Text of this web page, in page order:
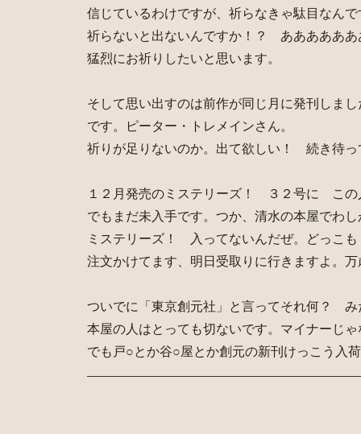
信じているわけですが、祈らなきゃ駄目なんで
祈らないと出ないんですか！？ ああああああ
猛烈にお祈りしたいと思います。
そして思い出すのは前作が同じ月に発刊しま
です。ピーター・トレメインさん。
祈りが足りないのか。出て欲しい！ 続き待っ
１２月発売のミステリーズ！ ３２号に この
でもまだ未入手です。つか、清水の本屋でわ
ミステリーズ！ 入ってないんだぜ。どっこ
注文かけてます、明日受取りに行きますよ。
ついでに「東京創元社」と言ってそれ何？ み
本屋の人はとっても切ないです。マイナーじ
でも戸○とか谷○屋とか創元の新刊けっこう入